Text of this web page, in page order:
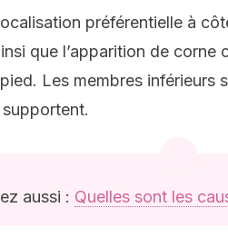
préférentielle à
que l’apparition de corne
Les membres inférieurs
supportent.
aussi : Quelles sont les